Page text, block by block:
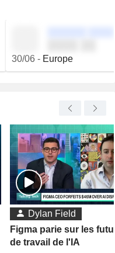
30/06- Europe
Dylan Field
Figma parie sur les
de travail de l'IA